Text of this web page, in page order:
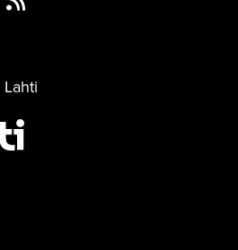
Instagramissa
Lahti Twitterissä
Lahti YouTubessa
Sinfonia Lahti RSS-feed